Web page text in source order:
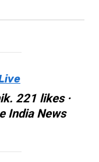
221 likes ·
India News